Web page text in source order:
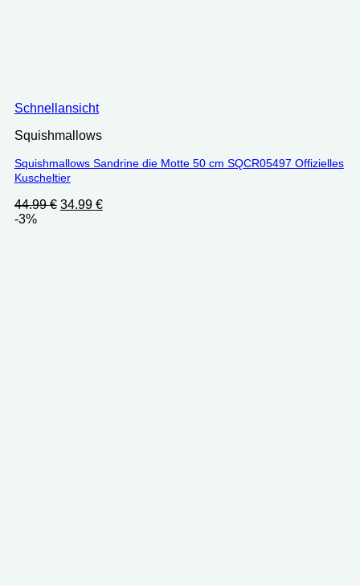
Schnellansicht
Squishmallows
Squishmallows Sandrine die Motte 50 cm SQCR05497 Offizielles
Kuscheltier
44.99€ Ursprünglicher
34.99 €Aktueller
-3%